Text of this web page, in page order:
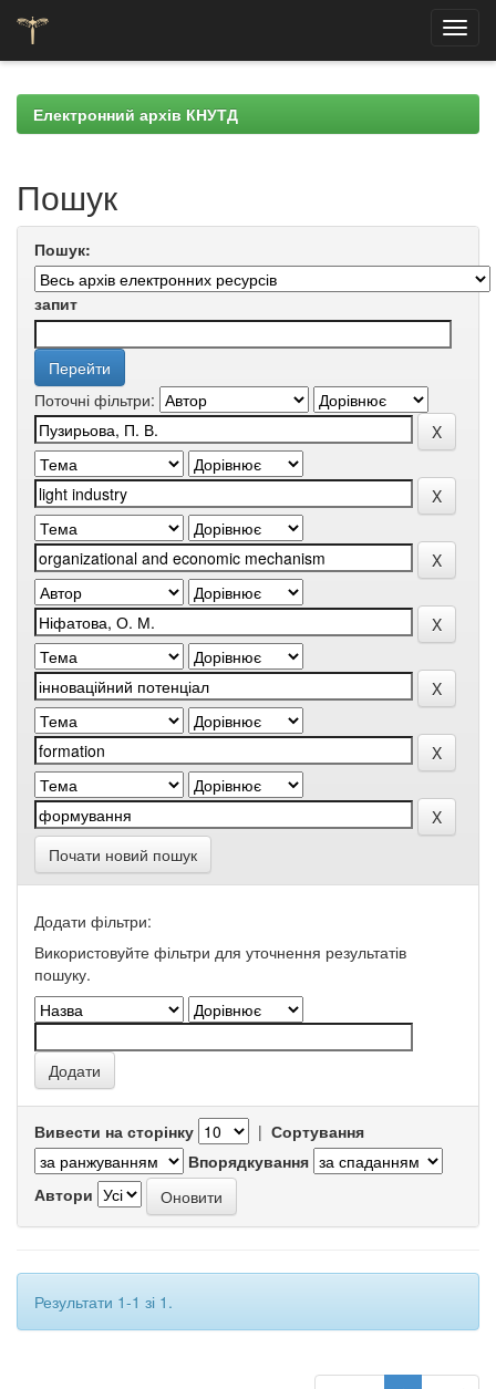
navigationЕлектронний архів КНУТД
Пошук
Пошук:
запит
Поточні фільтри:
Почати новий пошук
Додати фільтри:
Використовуйте фільтри для уточнення результатів
пошуку.
Вивести на сторінку | Сортування
Впорядкування
Автори
Результати 1-1 зі 1.